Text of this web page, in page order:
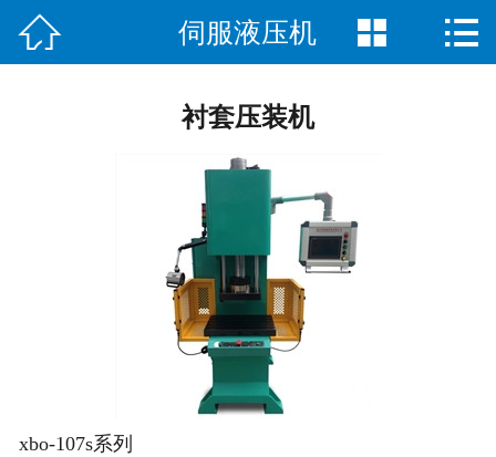
首页
产品展示
售后服务
 伺服液压机  
衬套压装机
xbo-107s系列